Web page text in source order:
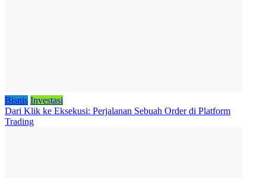
Bisnis Investasi
Dari Klik ke Eksekusi: Perjalanan Sebuah Order di Platform
Trading